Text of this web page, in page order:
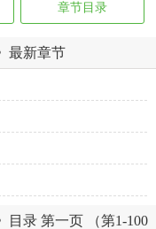
章节目录
最新章节
目录 第一页 （第1-100